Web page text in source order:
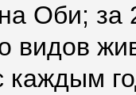
на Оби; за
видов
каждым